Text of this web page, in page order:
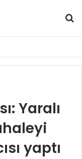
Yaralı
yaptı